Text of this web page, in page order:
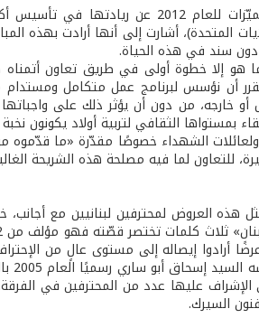
المتحدة)، أشارت إلى أنها أرادت بهذه
سند في هذه الحياة.
إلا خطوة أولى في طريق تعاون أتمناه
أن نؤسس لبرنامج عمل متكامل ومستدام
أو خارجه، من دون أن يؤثر ذلك على
بمستواها الثقافي لتربية أولاد يكونون نخبة
الشهداء خصوصًا مقدّرة «ما
للتعاون لما فيه مصلحة هذه الشريحة
هذه العروض لمحترفين لبنانيين مع
أرادوا إيصاله إلى مستوى عالٍ من
عليها عدد من المحترفين في الفرقة.
السيرك.